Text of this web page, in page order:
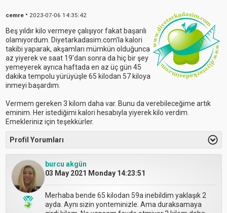
cemre• 2023-07-06 14:35:42
Beş yıldır kilo vermeye çalışıyor fakat başarılı
olamıyordum. Diyetarkadasim.com'la kalori
takibi yaparak, akşamları mümkün olduğunca
az yiyerek ve saat 19'dan sonra da hiç bir şey
yemeyerek ayrıca haftada en az üç gün 45
dakika tempolu yürüyüşle 65 kilodan 57 kiloya
inmeyi başardım.
Vermem gereken 3 kilom daha var. Bunu da verebileceğime artık
eminim. Her istediğimi kalori hesabıyla yiyerek kilo verdim.
Emekleriniz için teşekkürler.
Profil Yorumları
burcu akgün
03 May 2021 Monday 14:23:51
Merhaba bende 65 kilodan 59a inebildim yaklaşık 2
ayda. Aynı sizin yonteminizle. Ama duraksamaya